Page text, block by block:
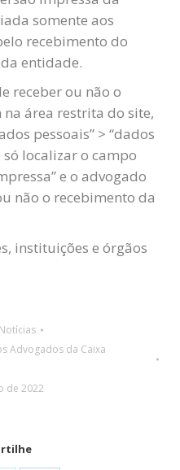
somente aos
recebimento do
entidade.
receber ou não o
área restrita do site,
pessoais” > “dados
só localizar o campo
e o advogado
não o recebimento da
instituições e órgãos
Notícias
Advogados da Caixa
de 2022